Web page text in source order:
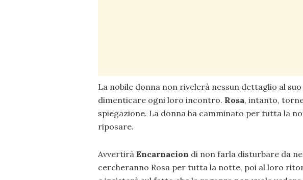
La nobile donna non rivelerà nessun dettaglio al
dimenticare ogni loro incontro. Rosa, intanto,
spiegazione. La donna ha camminato per tutta la
riposare.
Avvertirà Encarnacion di non farla disturbare da
cercheranno Rosa per tutta la notte, poi al loro